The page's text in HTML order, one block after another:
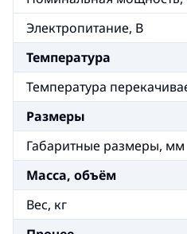
Электропитание, В
Температура
Температура
Размеры
Габаритные размеры, мм
Масса, объём
Вес, кг